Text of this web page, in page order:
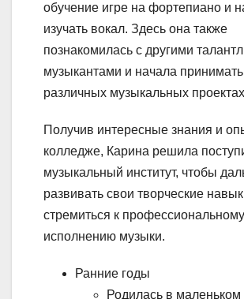
обучение игре на фортепиано и
изучать вокал. Здесь она также
познакомилась с другими
музыкантами и начала принимать
различных музыкальных
Получив интересные знания и
колледже, Карина решила
музыкальный институт, чтобы
развивать свои творческие
стремиться к профессиональному
исполнению музыки.
Ранние годы
Родилась в маленьком